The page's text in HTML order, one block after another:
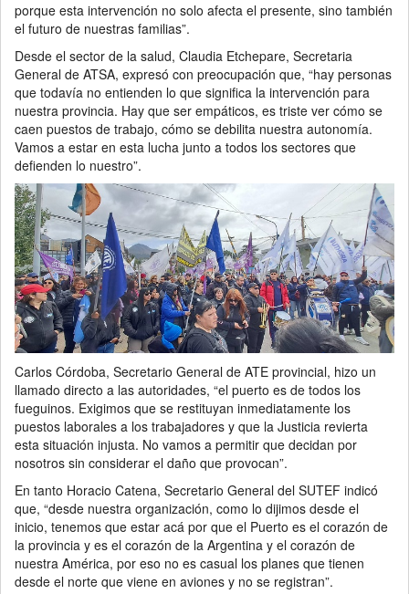
porque esta intervención no solo afecta el presente, sino también
el futuro de nuestras familias”.
Desde el sector de la salud, Claudia Etchepare, Secretaria
General de ATSA, expresó con preocupación que, “hay personas
que todavía no entienden lo que significa la intervención para
nuestra provincia. Hay que ser empáticos, es triste ver cómo se
caen puestos de trabajo, cómo se debilita nuestra autonomía.
Vamos a estar en esta lucha junto a todos los sectores que
defienden lo nuestro”.
Carlos Córdoba, Secretario General de ATE provincial, hizo un
llamado directo a las autoridades, “el puerto es de todos los
fueguinos. Exigimos que se restituyan inmediatamente los
puestos laborales a los trabajadores y que la Justicia revierta
esta situación injusta. No vamos a permitir que decidan por
nosotros sin considerar el daño que provocan”.
En tanto Horacio Catena, Secretario General del SUTEF indicó
que, “desde nuestra organización, como lo dijimos desde el
inicio, tenemos que estar acá por que el Puerto es el corazón de
la provincia y es el corazón de la Argentina y el corazón de
nuestra América, por eso no es casual los planes que tienen
desde el norte que viene en aviones y no se registran”.